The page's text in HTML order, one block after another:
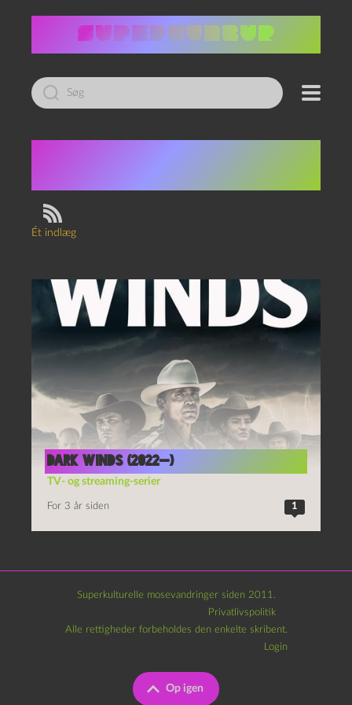
Led
efter:
Ét indlæg
Dark winds (2022—)
TV- og streaming-serier
For 3 år siden 1
Superkulturelle mosevandringer siden 2011.
Privatlivspolitik
Op igen
Alle rettigheder forbeholdes den enkelte skribent.
Login